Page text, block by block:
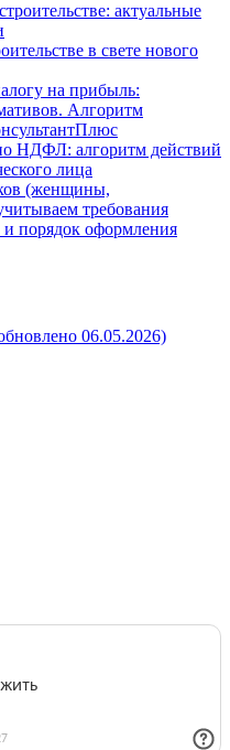
актуальные
в свете нового
на прибыль:
Алгоритм
НДФЛ: алгоритм действий
лица
(женщины,
требования
и порядок оформления
06.05.2026)